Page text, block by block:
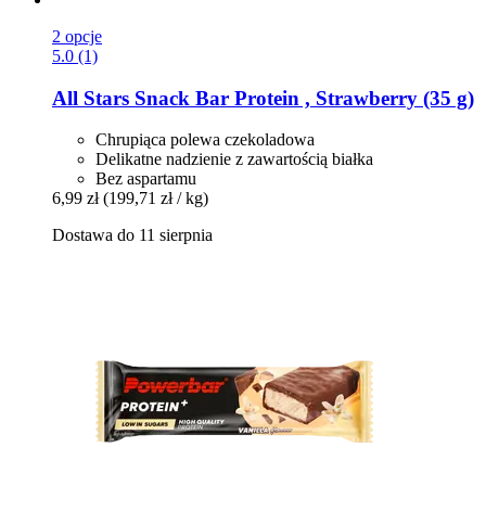
2 opcje
5.0 (1)
All Stars Snack Bar Protein , Strawberry (35 g)
Chrupiąca polewa czekoladowa
Delikatne nadzienie z zawartością białka
Bez aspartamu
6,99 zł (199,71 zł / kg)
Dostawa do 11 sierpnia